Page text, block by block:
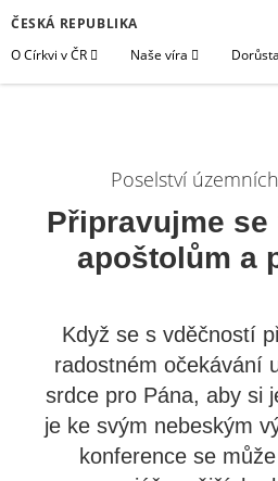
ČESKÁ REPUBLIKA
O Církvi v ČR
Naše víra
Poselství
Připravujme
apoštolům a
Když se s vděčností
radostném očekávání
srdce pro Pána, aby si
je ke svým nebeským
konference se